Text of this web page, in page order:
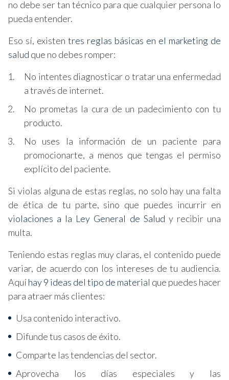
no debe ser tan técnico para que cualquier persona lo
pueda entender.
Eso sí, existen tres reglas básicas en el marketing de
salud que no debes romper:
No intentes diagnosticar o tratar una enfermedad
a través de internet.
No prometas la cura de un padecimiento con tu
producto.
No uses la información de un paciente para
promocionarte, a menos que tengas el permiso
explícito del paciente.
Si violas alguna de estas reglas, no solo hay una falta
de ética de tu parte, sino que puedes incurrir en
violaciones a la Ley General de Salud y recibir una
multa.
Teniendo estas reglas muy claras, el contenido puede
variar, de acuerdo con los intereses de tu audiencia.
Aquíhay 9 ideas del tipo de material que puedes hacer
para atraer más clientes:
Usa contenido interactivo.
Difunde tus casos de éxito.
Comparte las tendencias del sector.
Aprovecha los días especiales y las